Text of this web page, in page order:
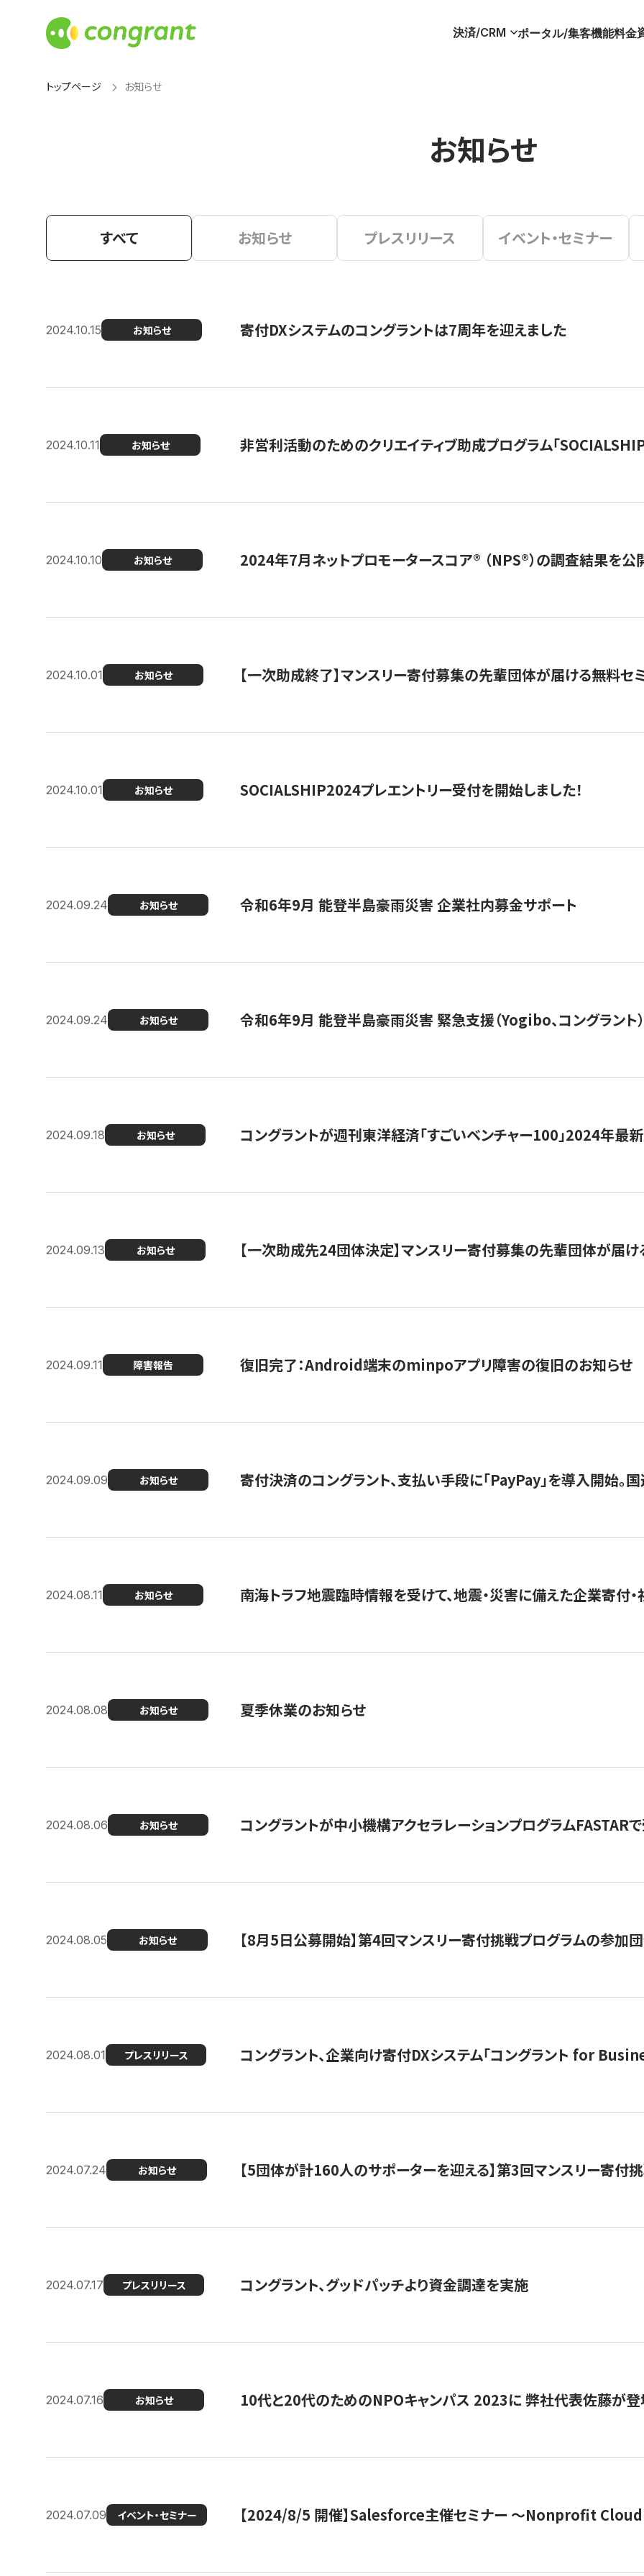
決済/CRM ポータル/集客機能料金
トップページ お知らせ
お知らせ
すべて お知らせ プレスリリース イベント・セミナー
2024.10.15 お知らせ 寄付DXシステムのコングラントは7周年を迎えました
2024.10.11 お知らせ 非営利活動のためのクリエイティブ助成プログラム「
2024.10.10 お知らせ 2024年7月ネットプロモータースコア®︎ （NPS®︎）の調査結果を公
2024.10.01 お知らせ 【一次助成終了】マンスリー寄付募集の先輩団体が届ける無料セ
2024.10.01 お知らせ SOCIALSHIP2024プレエントリー受付を開始しました！
2024.09.24 お知らせ 令和6年9月 能登半島豪雨災害 企業社内募金サポート
2024.09.24 お知らせ 令和6年9月 能登半島豪雨災害 緊急支援（Yogibo、コングラント）
2024.09.18 お知らせ コングラントが週刊東洋経済「すごいベンチャー100」2024年最
2024.09.13 お知らせ 【一次助成先24団体決定】マンスリー寄付募集の先輩団体が届
2024.09.11 障害報告 復旧完了：Android端末のminpoアプリ障害の復旧のお知らせ
2024.09.09 お知らせ 寄付決済のコングラント、支払い手段に「PayPay」を導入開始。
2024.08.11 お知らせ 南海トラフ地震臨時情報を受けて、地震・災害に備えた企業寄付
2024.08.08 お知らせ 夏季休業のお知らせ
2024.08.06 お知らせ コングラントが中小機構アクセラレーションプログラムFASTAR
2024.08.05 お知らせ 【8月5日公募開始】第4回マンスリー寄付挑戦プログラムの参加
2024.08.01 プレスリリース コングラント、企業向け寄付DXシステム「コングラント for
2024.07.24 お知らせ 【5団体が計160人のサポーターを迎える】​​第3回マンスリー寄付
2024.07.17 プレスリリース コングラント、グッドパッチより資金調達を実施
2024.07.16 お知らせ 10代と20代のためのNPOキャンパス 2023に 弊社代表佐藤が
2024.07.09 イベント・セミナー 【2024/8/5 開催】Salesforce主催セミナー 〜Nonprofit